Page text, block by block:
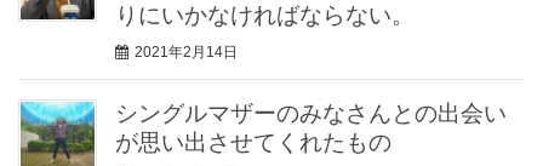
りにいかなければならない。
2021年2月14日
シングルマザーのみなさんとの出会い
が思い出させてくれたもの